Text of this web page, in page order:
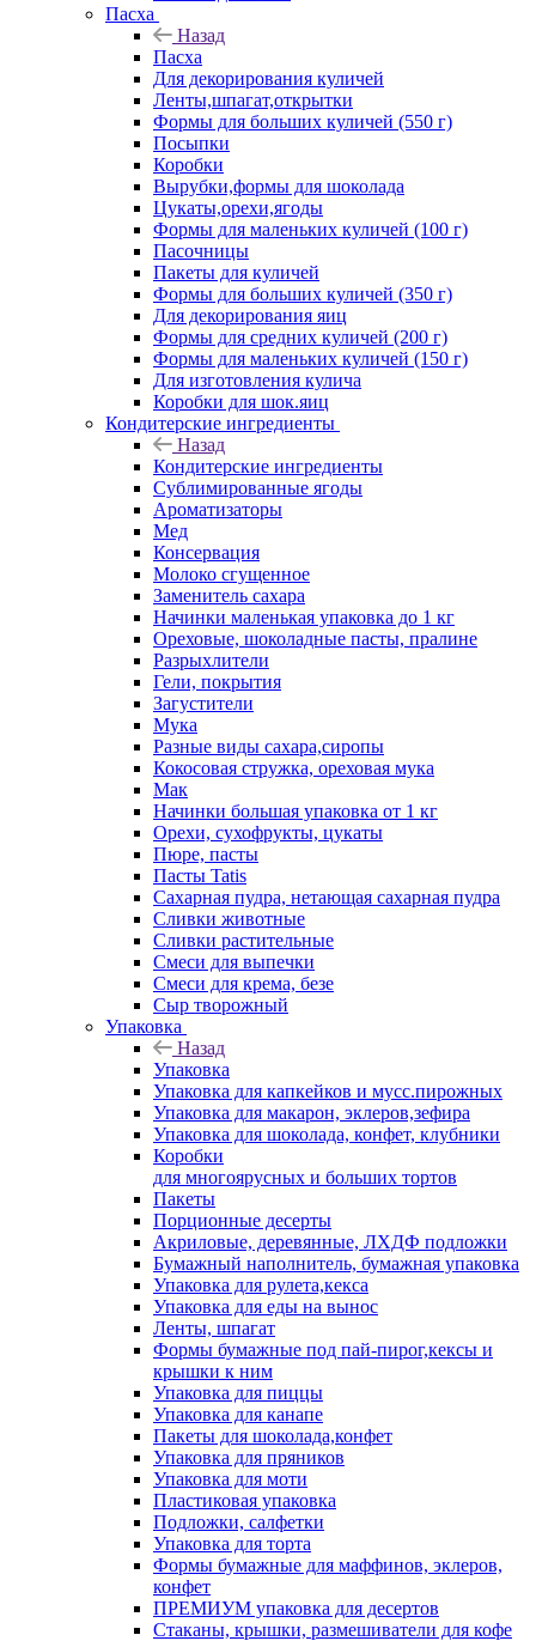
Пасха
Назад
Пасха
Для декорирования куличей
Ленты,шпагат,открытки
Формы для больших куличей (550 г)
Посыпки
Коробки
Вырубки,формы для шоколада
Цукаты,орехи,ягоды
Формы для маленьких куличей (100 г)
Пасочницы
Пакеты для куличей
Формы для больших куличей (350 г)
Для декорирования яиц
Формы для средних куличей (200 г)
Формы для маленьких куличей (150 г)
Для изготовления кулича
Коробки для шок.яиц
Кондитерские ингредиенты
Назад
Кондитерские ингредиенты
Сублимированные ягоды
Ароматизаторы
Мед
Консервация
Молоко сгущенное
Заменитель сахара
Начинки маленькая упаковка до 1 кг
Ореховые, шоколадные пасты, пралине
Разрыхлители
Гели, покрытия
Загустители
Мука
Разные виды сахара,сиропы
Кокосовая стружка, ореховая мука
Мак
Начинки большая упаковка от 1 кг
Орехи, сухофрукты, цукаты
Пюре, пасты
Пасты Tatis
Сахарная пудра, нетающая сахарная пудра
Сливки животные
Сливки растительные
Смеси для выпечки
Смеси для крема, безе
Сыр творожный
Упаковка
Назад
Упаковка
Упаковка для капкейков и мусс.пирожных
Упаковка для макарон, эклеров,зефира
Упаковка для шоколада, конфет, клубники
Коробки
для многоярусных и больших тортов
Пакеты
Порционные десерты
Акриловые, деревянные, ЛХДФ подложки
Бумажный наполнитель, бумажная упаковка
Упаковка для рулета,кекса
Упаковка для еды на вынос
Ленты, шпагат
Формы бумажные под пай-пирог,кексы и
крышки к ним
Упаковка для пиццы
Упаковка для канапе
Пакеты для шоколада,конфет
Упаковка для пряников
Упаковка для моти
Пластиковая упаковка
Подложки, салфетки
Упаковка для торта
Формы бумажные для маффинов, эклеров,
конфет
ПРЕМИУМ упаковка для десертов
Стаканы, крышки, размешиватели для кофе